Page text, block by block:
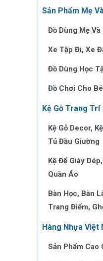
Sản Phẩm Mẹ
Đồ Dùng Mẹ Và
Xe Tập Đi, Xe
Đồ Dùng Học
Đồ Chơi Cho Bé
Kệ Gỗ Trang Trí
Kệ Gỗ Decor,
Tủ Đầu Giường
Kệ Để Giày
Quần Áo
Bàn Học, Bàn
Trang Điểm,
Hàng Nhựa Việt
Sản Phẩm Cao